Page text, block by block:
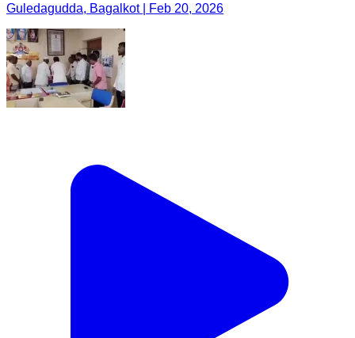
Guledagudda, Bagalkot | Feb 20, 2026